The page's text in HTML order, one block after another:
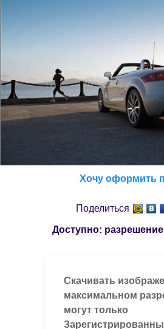
Хочу оформить
Поделиться
Доступно: разрешение
Скачивать
максимальном
могут только